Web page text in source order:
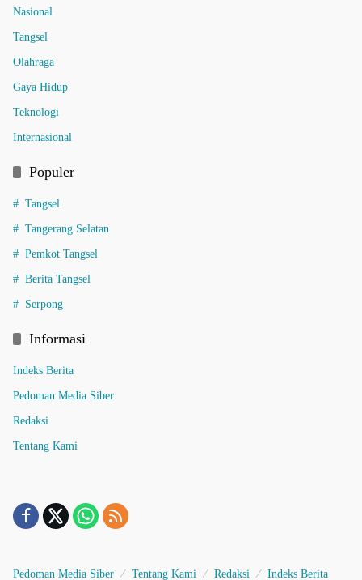
Nasional
Tangsel
Olahraga
Gaya Hidup
Teknologi
Internasional
Populer
Tangsel
Tangerang Selatan
Pemkot Tangsel
Berita Tangsel
Serpong
Informasi
Indeks Berita
Pedoman Media Siber
Redaksi
Tentang Kami
Pedoman Media Siber Tentang Kami Redaksi Indeks Berita